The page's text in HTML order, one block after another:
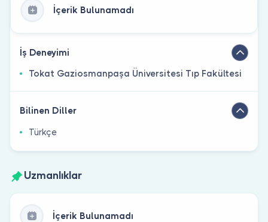
İçerik Bulunamadı
İş Deneyimi
Tokat Gaziosmanpaşa Üniversitesi Tıp Fakültesi
Bilinen Diller
Türkçe
Uzmanlıklar
İçerik Bulunamadı